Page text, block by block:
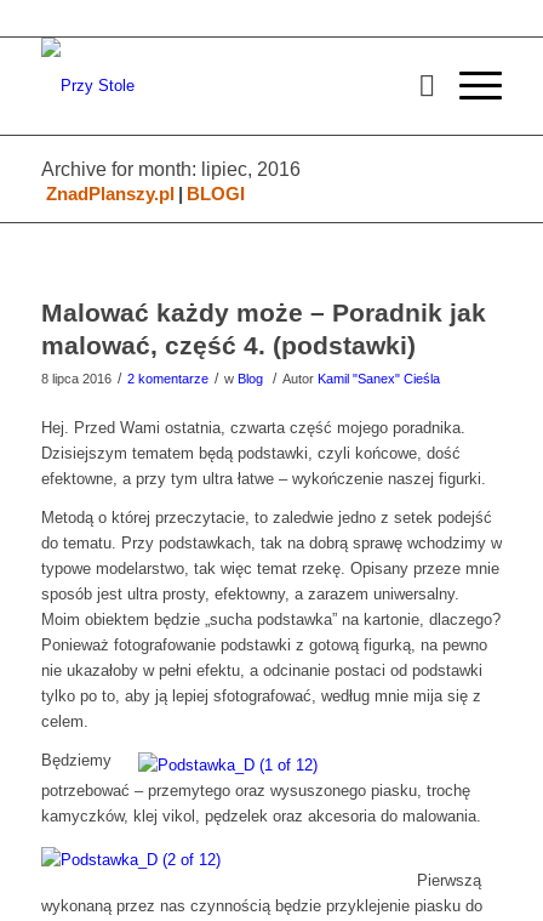
Archive for month: lipiec, 2016
ZnadPlanszy.pl | BLOGI
Malować każdy może – Poradnik jak
malować, część 4. (podstawki)
8 lipca 2016 / 2 komentarze / w Blog / Autor Kamil "Sanex" Cieśla
Hej. Przed Wami ostatnia, czwarta część mojego poradnika.
Dzisiejszym tematem będą podstawki, czyli końcowe, dość
efektowne, a przy tym ultra łatwe – wykończenie naszej figurki.
Metodą o której przeczytacie, to zaledwie jedno z setek podejść
do tematu. Przy podstawkach, tak na dobrą sprawę wchodzimy w
typowe modelarstwo, tak więc temat rzekę. Opisany przeze mnie
sposób jest ultra prosty, efektowny, a zarazem uniwersalny.
Moim obiektem będzie „sucha podstawka” na kartonie, dlaczego?
Ponieważ fotografowanie podstawki z gotową figurką, na pewno
nie ukazałoby w pełni efektu, a odcinanie postaci od podstawki
tylko po to, aby ją lepiej sfotografować, według mnie mija się z
celem.
Będziemy
potrzebować – przemytego oraz wysuszonego piasku, trochę
kamyczków, klej vikol, pędzelek oraz akcesoria do malowania.
Pierwszą
wykonaną przez nas czynnością będzie przyklejenie piasku do